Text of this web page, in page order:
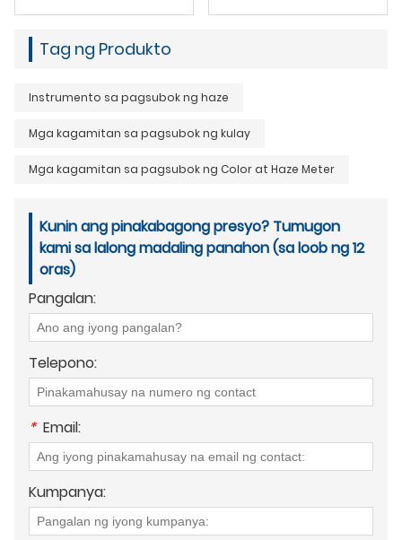
Tag ng Produkto
Instrumento sa pagsubok ng haze
Mga kagamitan sa pagsubok ng kulay
Mga kagamitan sa pagsubok ng Color at Haze Meter
Kunin ang pinakabagong presyo? Tumugon
kami sa lalong madaling panahon (sa loob ng 12
oras)
Pangalan:
Telepono:
* Email:
Kumpanya: